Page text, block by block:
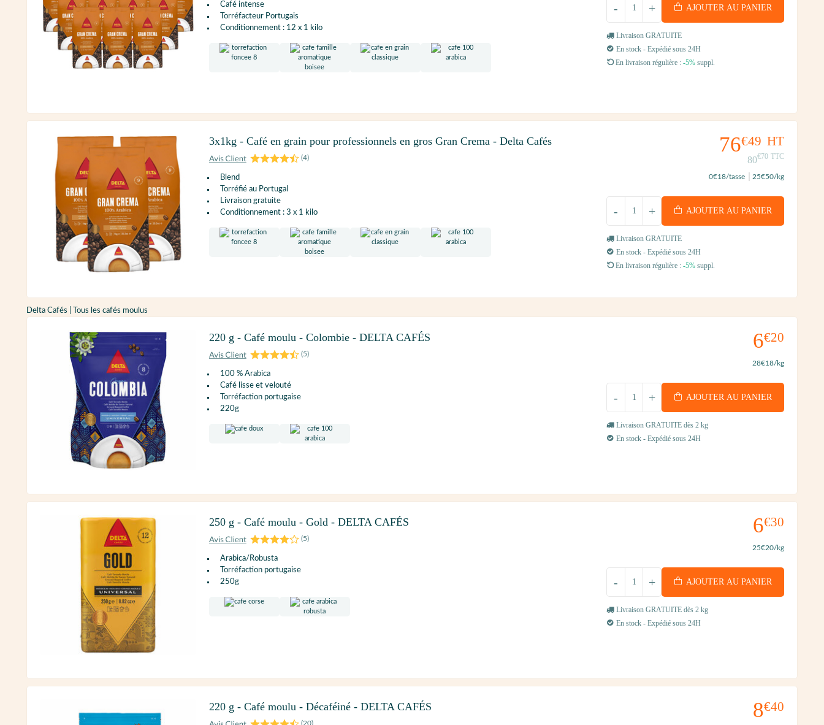
Café intense
Torréfacteur Portugais
Conditionnement : 12 x 1 kilo
+
- AJOUTER AU PANIER
Livraison GRATUITE
En stock - Expédié sous 24H
En livraison régulière : -5% suppl.
3x1kg - Café en grain pour professionnels en gros Gran Crema - Delta Cafés
(4)
Blend
Torréfié au Portugal
Livraison gratuite
Conditionnement : 3 x 1 kilo
76€49 HT
80€70 TTC
0€18/tasse 25€50/kg
+
- AJOUTER AU PANIER
Livraison GRATUITE
En stock - Expédié sous 24H
En livraison régulière : -5% suppl.
Delta Cafés | Tous les cafés moulus
220 g - Café moulu - Colombie - DELTA CAFÉS
(5)
100 % Arabica
Café lisse et velouté
Torréfaction portugaise
220g
6€20
28€18/kg
+
- AJOUTER AU PANIER
Livraison GRATUITE dès 2 kg
En stock - Expédié sous 24H
250 g - Café moulu - Gold - DELTA CAFÉS
(5)
Arabica/Robusta
Torréfaction portugaise
250g
6€30
25€20/kg
+
- AJOUTER AU PANIER
Livraison GRATUITE dès 2 kg
En stock - Expédié sous 24H
220 g - Café moulu - Décaféiné - DELTA CAFÉS
(20)
8€40